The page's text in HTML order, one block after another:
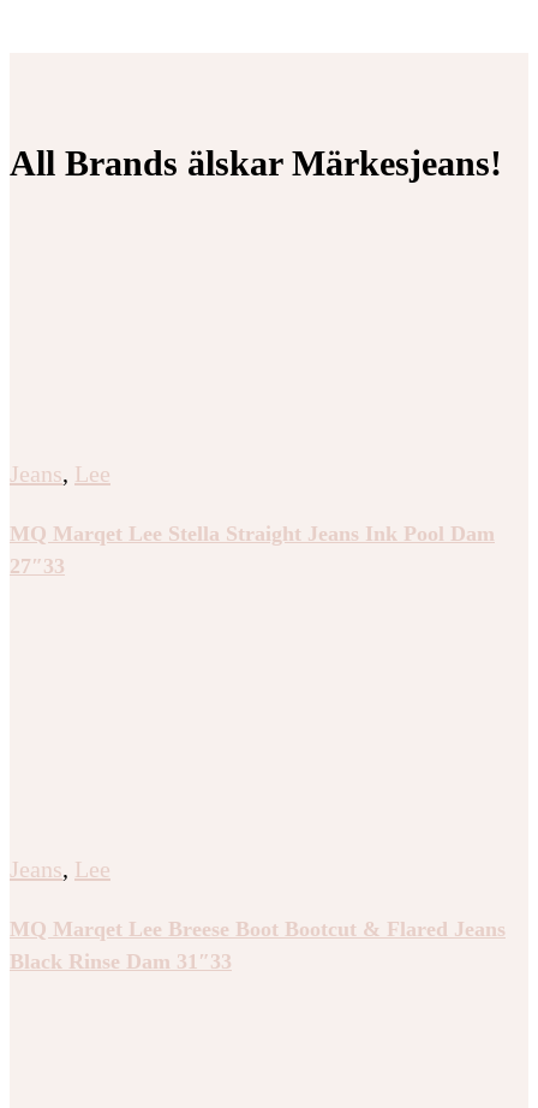
All Brands älskar Märkesjeans!
Jeans, Lee
MQ Marqet Lee Stella Straight Jeans Ink Pool Dam
27″33
Jeans, Lee
MQ Marqet Lee Breese Boot Bootcut & Flared Jeans
Black Rinse Dam 31″33